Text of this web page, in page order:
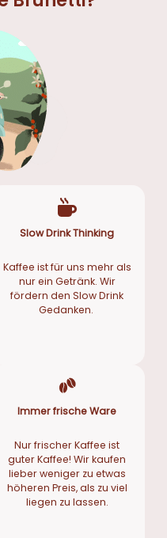
Slow Drink Thinking
Kaffee ist für uns mehr als
nur ein Getränk. Wir
fördern den Slow Drink
Gedanken.
Immer frische Ware
Nur frischer Kaffee ist
guter Kaffee! Wir kaufen
lieber weniger zu etwas
höheren Preis, als zu viel
liegen zu lassen.